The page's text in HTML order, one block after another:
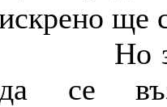
ще
Но
да се